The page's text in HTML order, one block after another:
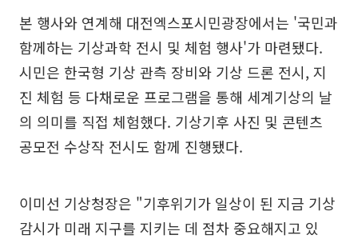
본 행사와 연계해 대전엑스포시민광장에서는 '국민과
함께하는 기상과학 전시 및 체험 행사'가 마련됐다.
시민은 한국형 기상 관측 장비와 기상 드론 전시, 지
진 체험 등 다채로운 프로그램을 통해 세계기상의 날
의 의미를 직접 체험했다. 기상기후 사진 및 콘텐츠
공모전 수상작 전시도 함께 진행됐다.
이미선 기상청장은 "기후위기가 일상이 된 지금 기상
감시가 미래 지구를 지키는 데 점차 중요해지고 있